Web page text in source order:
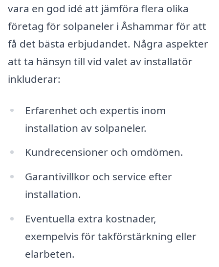
vara en god idé att jämföra flera olika
företag för solpaneler i Åshammar för att
få det bästa erbjudandet. Några aspekter
att ta hänsyn till vid valet av installatör
inkluderar:
Erfarenhet och expertis inom
installation av solpaneler.
Kundrecensioner och omdömen.
Garantivillkor och service efter
installation.
Eventuella extra kostnader,
exempelvis för takförstärkning eller
elarbeten.